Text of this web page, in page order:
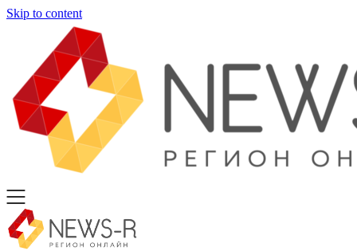
Skip to content